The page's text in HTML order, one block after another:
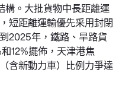
構。大批貨物中長距離運
短距離運輸優先采用封閉
2025年，鐵路、旱路貨
12%擺佈，天津港焦
含新動力車）比例力爭達